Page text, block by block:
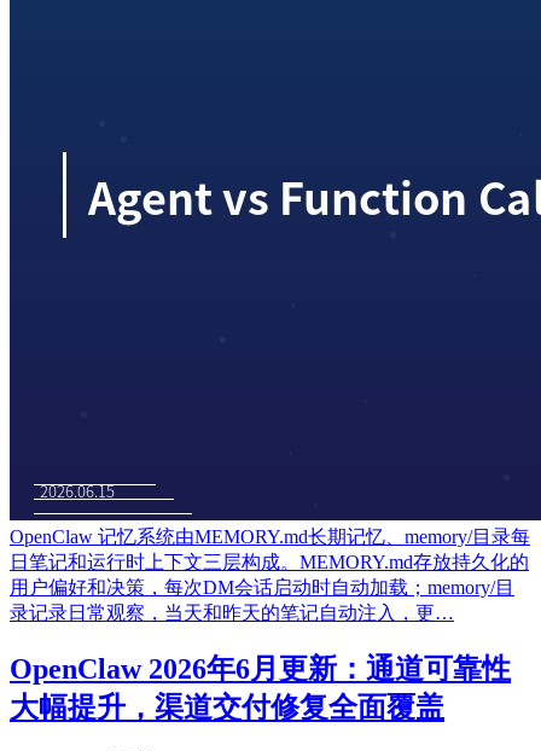
OpenClaw 记忆系统由MEMORY.md长期记忆、memory/目录每
日笔记和运行时上下文三层构成。MEMORY.md存放持久化的
用户偏好和决策，每次DM会话启动时自动加载；memory/目
录记录日常观察，当天和昨天的笔记自动注入，更…
OpenClaw 2026年6月更新：通道可靠性
大幅提升，渠道交付修复全面覆盖